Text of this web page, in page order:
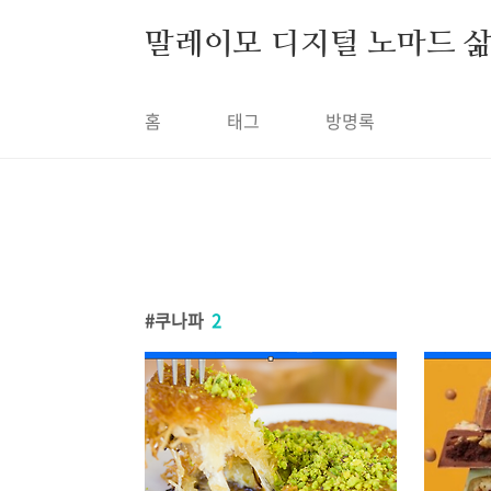
말레이모 디지털 노마드
홈 태그 방명록
쿠나파 2